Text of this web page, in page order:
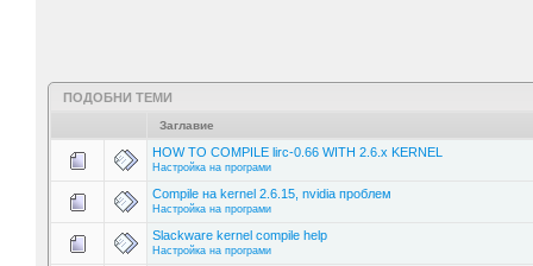
ПОДОБНИ ТЕМИ
Заглавие
HOW TO COMPILE lirc-0.66 WITH 2.6.x KERNEL
Настройка на програми
Compile на kernel 2.6.15, nvidia проблем
Настройка на програми
Slackware kernel compile help
Настройка на програми